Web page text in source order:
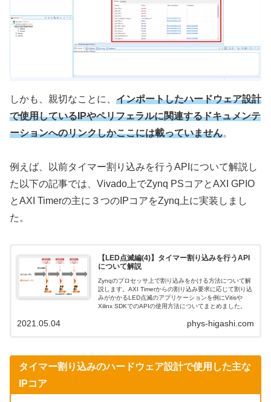
しかも、親切なことに、 インポートしたハードウェア設計
で使用しているIPやペリフェラルに関連するドキュメンテ
ーションへのリンクしかここには載っていません。
例えば、以前タイマー割り込みを行うAPIについて解説し
た以下の記事では、Vivado上でZynq PSコアとAXI GPIO
とAXI Timerの主に３つのIPコアをZynq上に実装しまし
た。
【LED点滅編(4)】タイマー割り込みを行うAPI
について解説
Zynqのプロセッサ上で割り込みをかける方法について解
説します。AXI Timerからの割り込み要求に応じて割り込
みがかかるLED点滅のアプリケーションを例にVitisや
Xilinx SDKでのAPIの使用方法についてまとめました。
phys-higashi.com
2021.05.04
タイマー割り込みのハードウェア設計で使用した主な
IPコア